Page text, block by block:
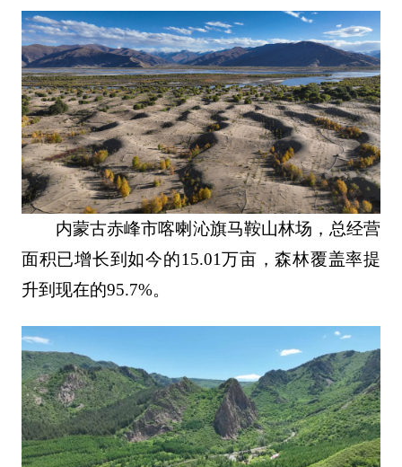
内蒙古赤峰市喀喇沁旗马鞍山林场，总经营
面积已增长到如今的15.01万亩，森林覆盖率提
升到现在的95.7%。